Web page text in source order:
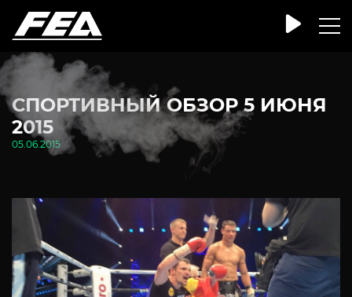
СПОРТИВНЫЙ ОБЗОР 5 ИЮНЯ
2015
05.06.2015